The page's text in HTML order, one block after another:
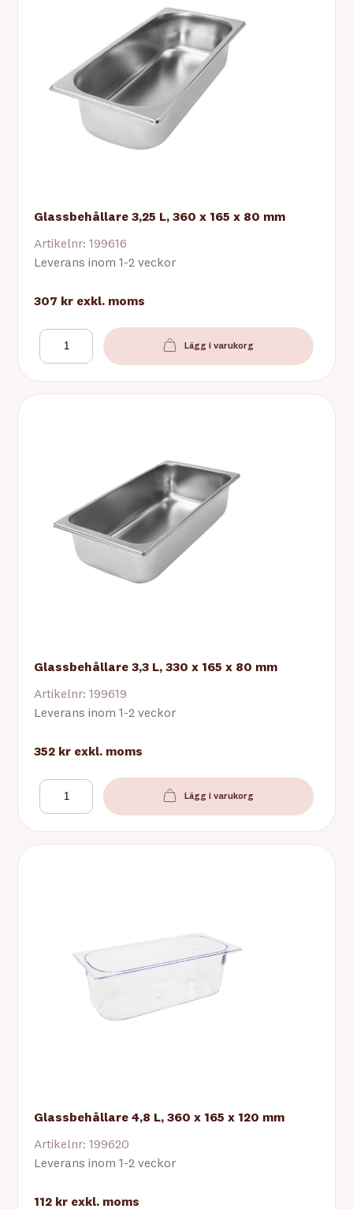
Glassbehållare 3,25 L, 360 x 165 x 80 mm
Artikelnr: 199616
Leverans inom 1-2 veckor
307 kr exkl. moms
Lägg i varukorg
Glassbehållare 3,3 L, 330 x 165 x 80 mm
Artikelnr: 199619
Leverans inom 1-2 veckor
352 kr exkl. moms
Lägg i varukorg
Glassbehållare 4,8 L, 360 x 165 x 120 mm
Artikelnr: 199620
Leverans inom 1-2 veckor
112 kr exkl. moms